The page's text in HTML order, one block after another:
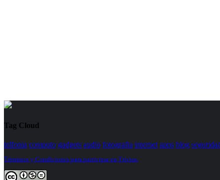
Tag Cloud
telfonia computo gadgets audio fotografia internet apps blog
Términos y Condiciones para participar en Trivias.